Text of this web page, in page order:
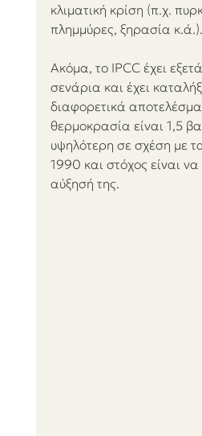
κλιματική κρίση (π.χ.
πλημμύρες, ξηρασία κ.ά.).
Ακόμα, το IPCC έχει
σενάρια και έχει
διαφορετικά
θερμοκρασία είναι 1,5
υψηλότερη σε σχέση με
1990 και στόχος είναι
αύξησή της.